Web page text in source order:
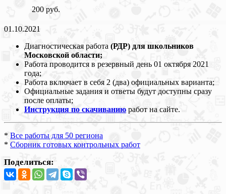
200 руб.
01.10.2021
Диагностическая работа (РДР) для школьников
Московской области;
Работа проводится в резервный день 01 октября 2021
года;
Работа включает в себя 2 (два) официальных варианта;
Официальные задания и ответы будут доступны сразу
после оплаты;
Инструкция по скачиванию работ на сайте.
* Все работы для 50 региона
* Сборник готовых контрольных работ
Поделиться: